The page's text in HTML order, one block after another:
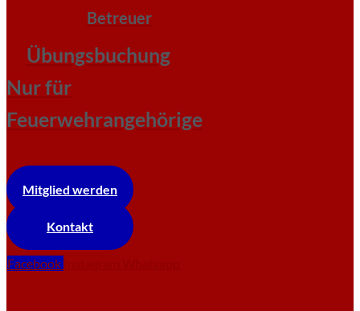
Betreuer
Übungsbuchung
Nur für
Feuerwehrangehörige
Mitglied werden
Kontakt
Facebook